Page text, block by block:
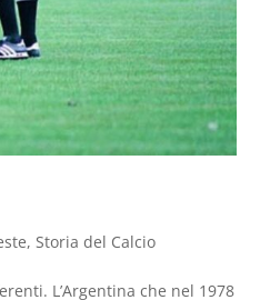
, Storia del Calcio
L’Argentina che nel 1978